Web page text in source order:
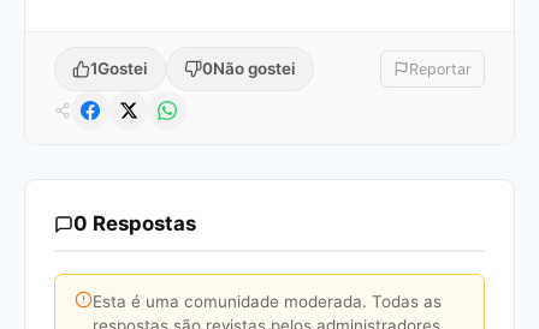
1Gostei 0Não gostei Reportar
0 Respostas
Esta é uma comunidade moderada. Todas as